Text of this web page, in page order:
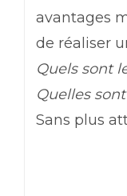
avantages
de réaliser
Quels sont
Quelles
Sans plus